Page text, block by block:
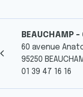
BEAUCHAMP
60 avenue
95250
01 39 47 16 16